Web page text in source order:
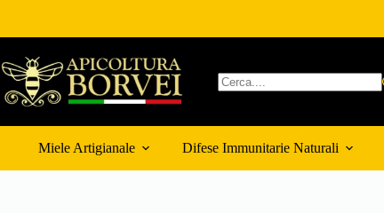
contenuto
Miele Artigianale Difese Immunitarie Naturali